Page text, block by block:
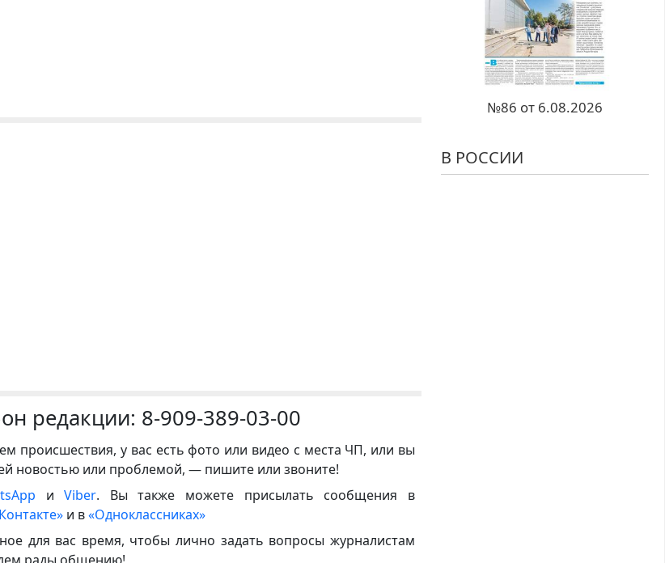
редакции: 8-909-389-03-00
происшествия, у вас есть фото или видео с места ЧП, или вы
новостью или проблемой, — пишите или звоните!
иViber. Вы также можете присылать сообщения в
и в«Одноклассниках»
для вас время, чтобы лично задать вопросы журналистам
№86 от 6.08.2026
В РОССИИ